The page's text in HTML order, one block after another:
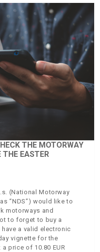
THE MOTORWAY
THE EASTER
(National Motorway
“NDS”) would like to
motorways and
to forget to buy a
a valid electronic
vignette for the
price of 10.80 EUR